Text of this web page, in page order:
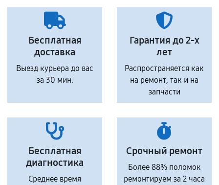
Бесплатная
доставка
Выезд курьера до вас
за 30 мин.
Гарантия до 2-х
лет
Распространяется как
на ремонт, так и на
запчасти
Бесплатная
диагностика
Среднее время
Срочный ремонт
Более 88% поломок
ремонтируем за 2 часа